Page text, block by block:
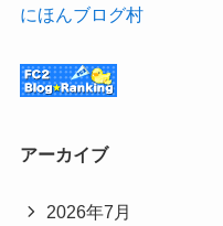
にほんブログ村
アーカイブ
2026年7月